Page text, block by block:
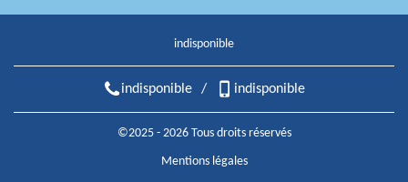
indisponible
indisponible / indisponible
©2025 - 2026 Tous droits réservés
Mentions légales